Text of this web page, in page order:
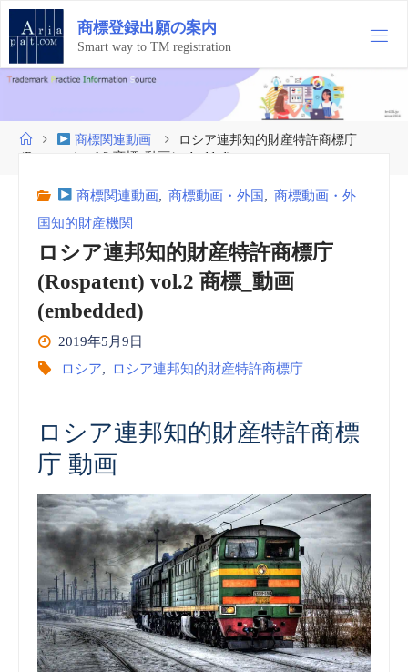
コ
テ
ン
ツ
ス
商標登録出願の案内
Smart way to TM registration
ホ
商標関連動画
ロシア連邦知的財産特許商標庁
(Rospatent) vol.2 商標_動画(embedded)
商標関連動画, 商標動画・外国, 商標動画・外
国知的財産機関
ロシア連邦知的財産特許商標庁
(Rospatent) vol.2 商標_動画
(embedded)
2019年5月9日
ロシア, ロシア連邦知的財産特許商標庁
ロシア連邦知的財産特許商標
庁 動画